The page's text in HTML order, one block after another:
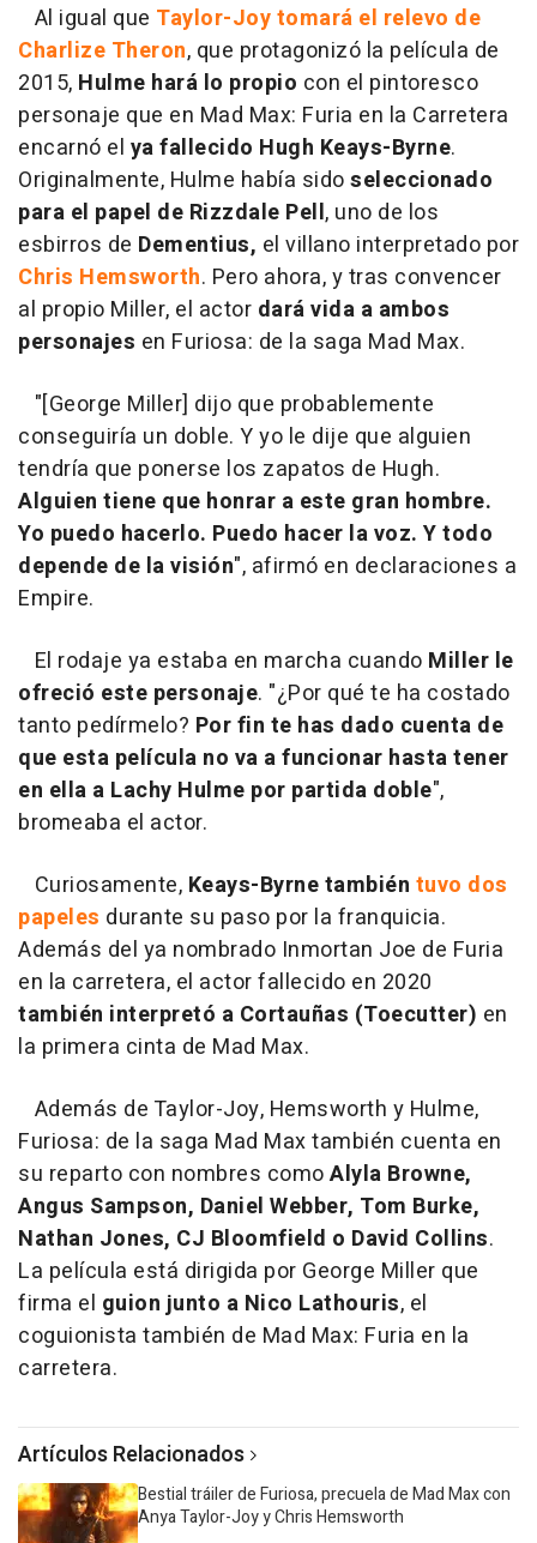
Al igual que Taylor-Joy tomará el relevo de
Charlize Theron, que protagonizó la película de
2015, Hulme hará lo propio con el pintoresco
personaje que en Mad Max: Furia en la Carretera
encarnó el ya fallecido Hugh Keays-Byrne.
Originalmente, Hulme había sidoseleccionado
para el papel de Rizzdale Pell, uno de los
esbirros de Dementius, el villano interpretado por
Chris Hemsworth. Pero ahora, y tras convencer
al propio Miller, el actor dará vida a ambos
personajes en Furiosa: de la saga Mad Max.
"[George Miller] dijo que probablemente
conseguiría un doble. Y yo le dije que alguien
tendría que ponerse los zapatos de Hugh.
Alguien tiene que honrar a este gran hombre.
Yo puedo hacerlo. Puedo hacer la voz. Y todo
depende de la visión", afirmó en declaraciones a
Empire.
El rodaje ya estaba en marcha cuando Miller le
ofreció este personaje. "¿Por qué te ha costado
tanto pedírmelo? Por fin te has dado cuenta de
que esta película no va a funcionar hasta tener
en ella a Lachy Hulme por partida doble",
bromeaba el actor.
Curiosamente, Keays-Byrne también tuvo dos
papeles durante su paso por la franquicia.
Además del ya nombrado Inmortan Joe de Furia
en la carretera, el actor fallecido en 2020
también interpretó a Cortauñas (Toecutter) en
la primera cinta de Mad Max.
Además de Taylor-Joy, Hemsworth y Hulme,
Furiosa: de la saga Mad Max también cuenta en
su reparto con nombres comoAlyla Browne,
Angus Sampson, Daniel Webber, Tom Burke,
Nathan Jones, CJ Bloomfield o David Collins.
La película está dirigida por George Miller que
firma el guion junto a Nico Lathouris, el
coguionista también de Mad Max: Furia en la
carretera.
Artículos Relacionados
Bestial tráiler de Furiosa, precuela de Mad Max con
Anya Taylor-Joy y Chris Hemsworth